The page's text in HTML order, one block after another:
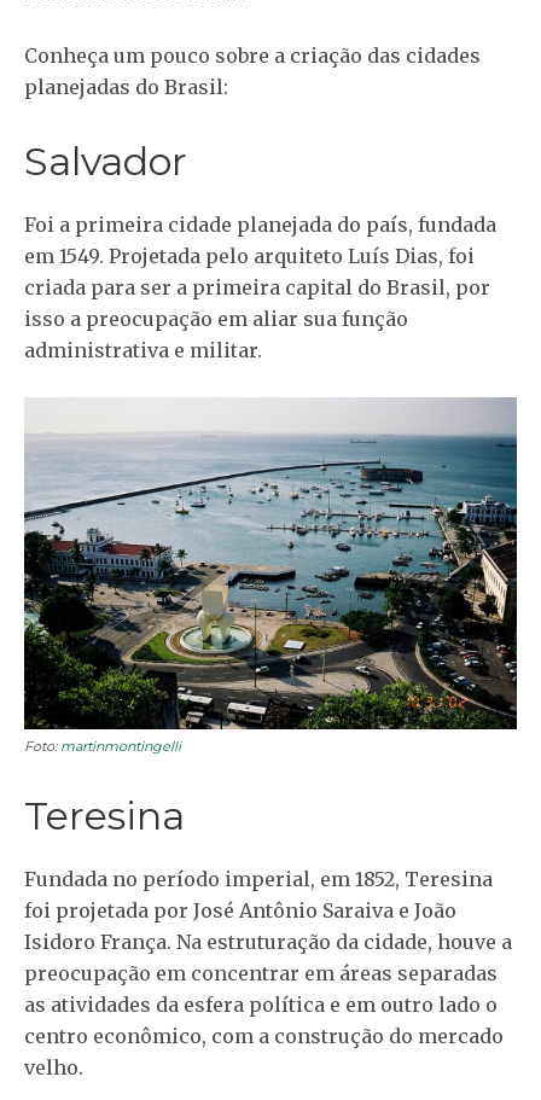
Conheça um pouco sobre a criação das cidades
planejadas do Brasil:
Salvador
Foi a primeira cidade planejada do país, fundada
em 1549. Projetada pelo arquiteto Luís Dias, foi
criada para ser a primeira capital do Brasil, por
isso a preocupação em aliar sua função
administrativa e militar.
Foto: martinmontingelli
Teresina
Fundada no período imperial, em 1852, Teresina
foi projetada por José Antônio Saraiva e João
Isidoro França. Na estruturação da cidade, houve a
preocupação em concentrar em áreas separadas
as atividades da esfera política e em outro lado o
centro econômico, com a construção do mercado
velho.